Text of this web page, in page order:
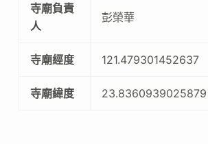
寺廟負責
人
彭榮華
寺廟經度 121.479301452637
寺廟緯度 23.8360939025879